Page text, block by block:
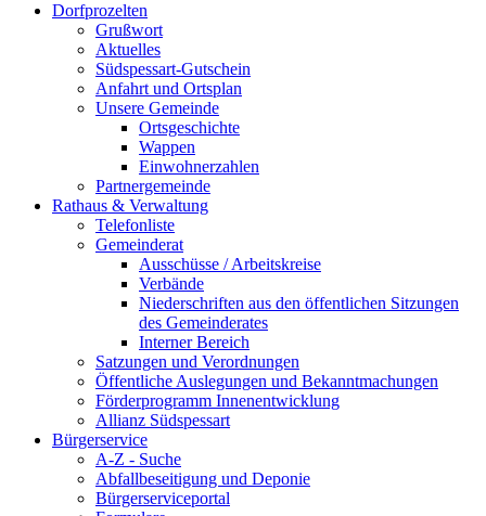
Dorfprozelten
Grußwort
Aktuelles
Südspessart-Gutschein
Anfahrt und Ortsplan
Unsere Gemeinde
Ortsgeschichte
Wappen
Einwohnerzahlen
Partnergemeinde
Rathaus & Verwaltung
Telefonliste
Gemeinderat
Ausschüsse / Arbeitskreise
Verbände
Niederschriften aus den öffentlichen Sitzungen
des Gemeinderates
Interner Bereich
Satzungen und Verordnungen
Öffentliche Auslegungen und Bekanntmachungen
Förderprogramm Innenentwicklung
Allianz Südspessart
Bürgerservice
A-Z - Suche
Abfallbeseitigung und Deponie
Bürgerserviceportal